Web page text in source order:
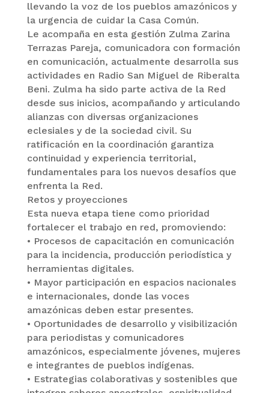
llevando la voz de los pueblos amazónicos y
la urgencia de cuidar la Casa Común.
Le acompaña en esta gestión Zulma Zarina
Terrazas Pareja, comunicadora con formación
en comunicación, actualmente desarrolla sus
actividades en Radio San Miguel de Riberalta
Beni. Zulma ha sido parte activa de la Red
desde sus inicios, acompañando y articulando
alianzas con diversas organizaciones
eclesiales y de la sociedad civil. Su
ratificación en la coordinación garantiza
continuidad y experiencia territorial,
fundamentales para los nuevos desafíos que
enfrenta la Red.
Retos y proyecciones
Esta nueva etapa tiene como prioridad
fortalecer el trabajo en red, promoviendo:
• Procesos de capacitación en comunicación
para la incidencia, producción periodística y
herramientas digitales.
• Mayor participación en espacios nacionales
e internacionales, donde las voces
amazónicas deben estar presentes.
• Oportunidades de desarrollo y visibilización
para periodistas y comunicadores
amazónicos, especialmente jóvenes, mujeres
e integrantes de pueblos indígenas.
• Estrategias colaborativas y sostenibles que